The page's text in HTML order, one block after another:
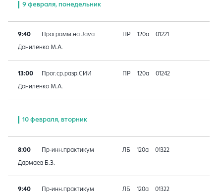
9 февраля, понедельник
9:40 Программ.на Java ПР 120а 01221
Дониленко М.А.
13:00 Прог.ср.разр.СИИ ПР 120а 01242
Дониленко М.А.
10 февраля, вторник
8:00 Пр-инн.практикум ЛБ 120а 01322
Дармаев Б.З.
9:40 Пр-инн.практикум ЛБ 120а 01322